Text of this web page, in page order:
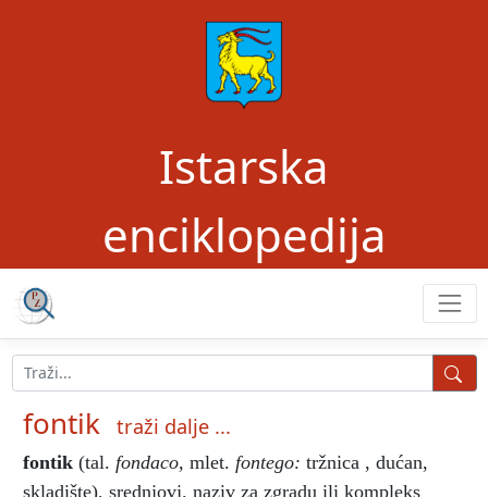
Istarska
enciklopedija
fontik traži dalje ...
fontik (tal. fondaco, mlet. fontego: tržnica , dućan,
skladište), srednjovj. naziv za zgradu ili kompleks